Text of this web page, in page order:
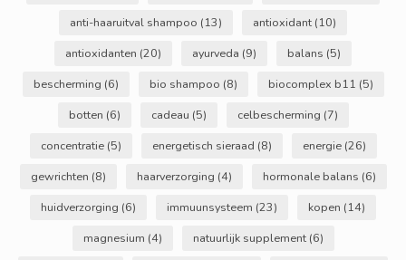
anti-haaruitval shampoo (13) antioxidant (10)
antioxidanten (20) ayurveda (9) balans (5)
bescherming (6) bio shampoo (8) biocomplex b11 (5)
botten (6) cadeau (5) celbescherming (7)
concentratie (5) energetisch sieraad (8) energie (26)
gewrichten (8) haarverzorging (4) hormonale balans (6)
huidverzorging (6) immuunsysteem (23) kopen (14)
magnesium (4) natuurlijk supplement (6)